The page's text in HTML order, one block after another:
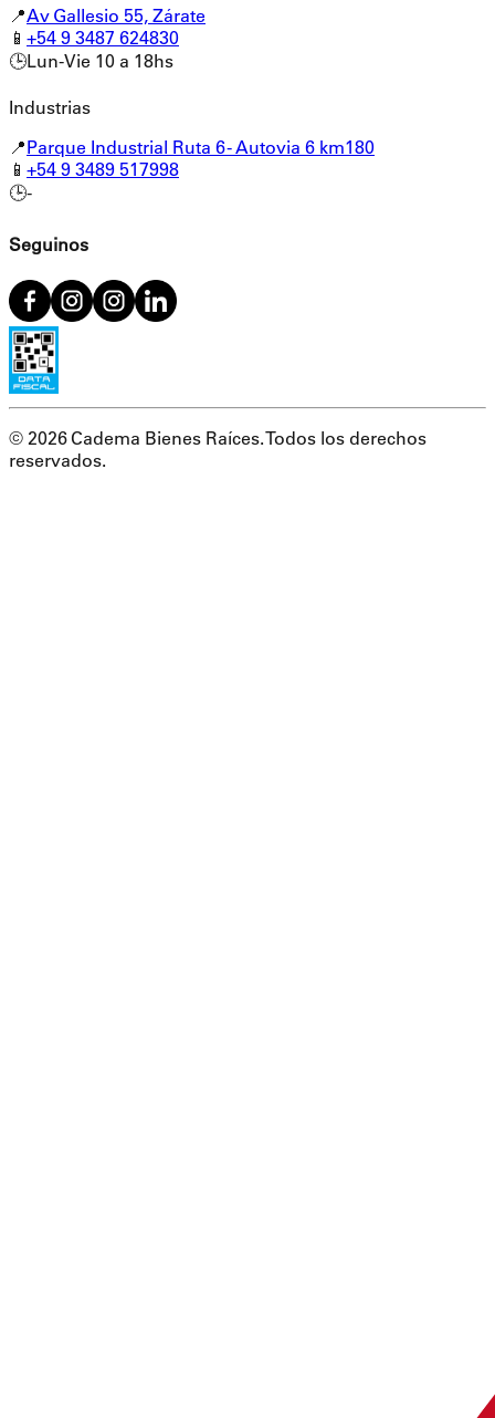
📍Av Gallesio 55, Zárate
📱 +54 9 3487 624830
🕒Lun-Vie 10 a 18hs
Industrias
📍Parque Industrial Ruta 6 - Autovia 6 km180
📱 +54 9 3489 517998
🕒-
Seguinos
© 2026 Cadema Bienes Raíces. Todos los derechos
reservados.